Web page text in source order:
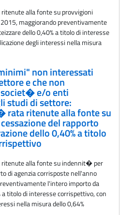
alla fonte su provvigioni
maggiorando preventivamente
dello 0,40% a titolo di interesse
degli interessi nella misura
non interessati
e che non
e/o enti
studi di settore:
rata ritenute alla fonte su
del rapporto
dello 0,40% a titolo
alla fonte su indennit� per
di agenzia corrisposte nell'anno
l'intero importo da
a titolo di interesse corrispettivo, con
nella misura dello 0,64%